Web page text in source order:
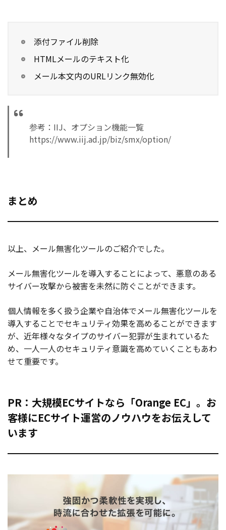
添付ファイル削除
HTMLメールのテキスト化
メール本文内のURLリンク無効化
参考：IIJ、オプション機能一覧
https://www.iij.ad.jp/biz/smx/option/
まとめ
以上、メール無害化ツールのご紹介でした。
メール無害化ツールを導入することによって、悪意のある
サイバー攻撃から被害を未然に防ぐことができます。
個人情報を多く扱う企業や自治体でメール無害化ツールを
導入することでセキュリティ効果を高めることができます
が、近年様々なタイプのサイバー犯罪が生まれているた
め、一人一人のセキュリティ意識を高めていくこともあわ
せて重要です。
PR：大規模ECサイトなら「Orange EC」。お
客様にECサイト運営のノウハウをお伝えして
います